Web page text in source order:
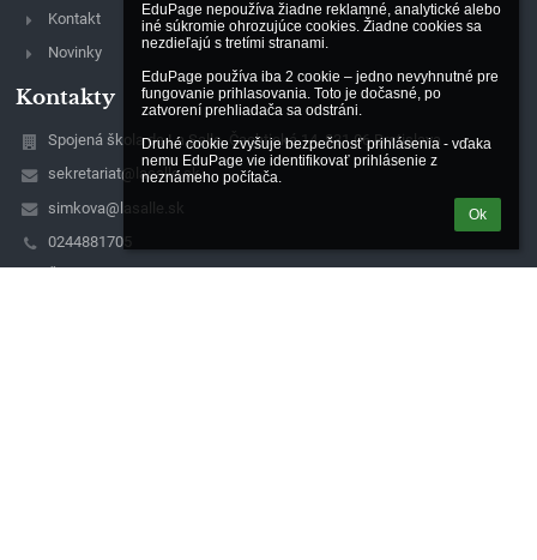
EduPage nepoužíva žiadne reklamné, analytické alebo
iné súkromie ohrozujúce cookies. Žiadne cookies sa
nezdieľajú s tretími stranami.
EduPage používa iba 2 cookie – jedno nevyhnutné pre
fungovanie prihlasovania. Toto je dočasné, po
zatvorení prehliadača sa odstráni.
Druhé cookie zvyšuje bezpečnosť prihlásenia - vďaka
nemu EduPage vie identifikovať prihlásenie z
neznámeho počítača.
Ok
Kontakt
Novinky
Kontakty
Spojená škola de La Salle, Čachtická 14, 831 06 Bratislava
sekretariat@lasalle.sk
simkova@lasalle.sk
0244881705